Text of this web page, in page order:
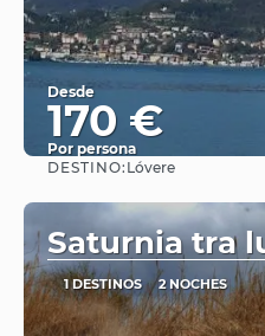
Desde
170 €
Por persona
DESTINO: Lóvere
Saturnia tra
1 DESTINOS 2 NOCHES